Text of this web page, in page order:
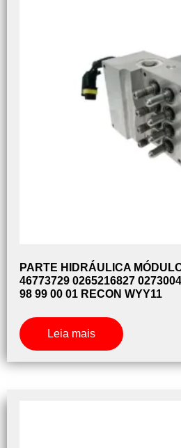
PARTE HIDRÁULICA
46773729 0265216827
98 99 00 01 RECON WYY11
Leia mais